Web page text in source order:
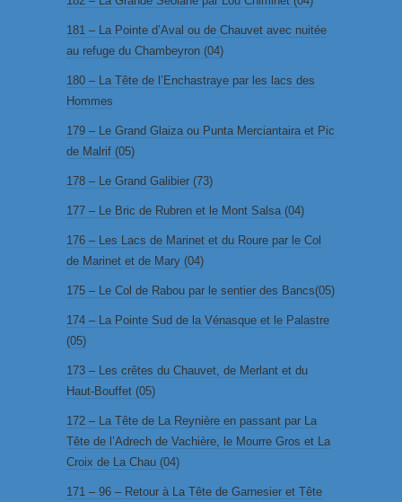
181 – La Pointe d’Aval ou de Chauvet avec nuitée
au refuge du Chambeyron (04)
180 – La Tête de l’Enchastraye par les lacs des
Hommes
179 – Le Grand Glaiza ou Punta Merciantaira et Pic
de Malrif (05)
178 – Le Grand Galibier (73)
177 – Le Bric de Rubren et le Mont Salsa (04)
176 – Les Lacs de Marinet et du Roure par le Col
de Marinet et de Mary (04)
175 – Le Col de Rabou par le sentier des Bancs(05)
174 – La Pointe Sud de la Vénasque et le Palastre
(05)
173 – Les crêtes du Chauvet, de Merlant et du
Haut-Bouffet (05)
172 – La Tête de La Reynière en passant par La
Tête de l’Adrech de Vachière, le Mourre Gros et La
Croix de La Chau (04)
171 – 96 – Retour à La Tête de Garnesier et Tête